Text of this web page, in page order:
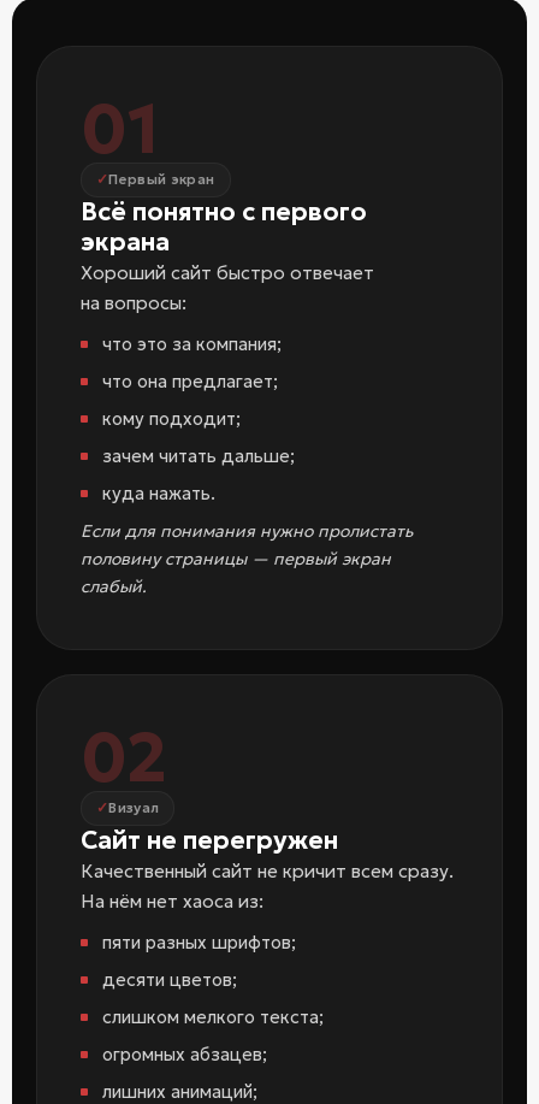
01
Первый экран
Всё понятно с первого
экрана
Хороший сайт быстро отвечает
на вопросы:
что это за компания;
что она предлагает;
кому подходит;
зачем читать дальше;
куда нажать.
Если для понимания нужно пролистать
половину страницы — первый экран
слабый.
02
Визуал
Сайт не перегружен
Качественный сайт не кричит всем сразу.
На нём нет хаоса из:
пяти разных шрифтов;
десяти цветов;
слишком мелкого текста;
огромных абзацев;
лишних анимаций;